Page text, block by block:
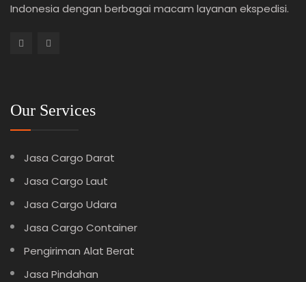
Indonesia dengan berbagai macam layanan ekspedisi.
Our Services
Jasa Cargo Darat
Jasa Cargo Laut
Jasa Cargo Udara
Jasa Cargo Container
Pengiriman Alat Berat
Jasa Pindahan